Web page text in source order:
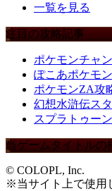
一覧を見る
注目の攻略記事
ポケモンチャ
ぽこあポケモ
ポケモンZA攻
幻想水滸伝ス
スプラトゥー
当ゲームタイトルの
© COLOPL, Inc.
※当サイト上で使用